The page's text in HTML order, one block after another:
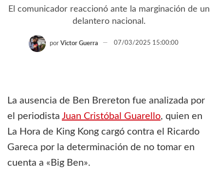
El comunicador reaccionó ante la marginación de un
delantero nacional.
por Victor Guerra 07/03/2025 15:00:00
La ausencia de Ben Brereton fue analizada por
el periodista Juan Cristóbal Guarello, quien en
La Hora de King Kong cargó contra el Ricardo
Gareca por la determinación de no tomar en
cuenta a «Big Ben».